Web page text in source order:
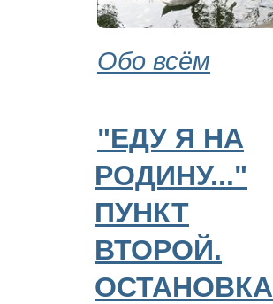
Обо всём
"ЕДУ Я НА
РОДИНУ..."
ПУНКТ
ВТОРОЙ.
ОСТАНОВКА